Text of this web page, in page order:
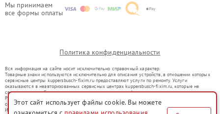
Мы принимаем
все формы оплаты
Политика конфиденциальности
Вся информация на сайте носит исключительно справочный характер.
Товарные знаки используются исключительно для описания устройств, в отношении которых
сервисные центры kuppersbusch-fixim.ru предоставляют услуги по ремонту. Услуги
оказываются в неавторизованных сервисных центрах kuppersbusch-fixim.ru, которые не
связаны с правообладателями товарных знаков или их официальными представителями.
Ремонт осуществляется для устройств, уже введенных в гражданский оборот в соответствии
со статьей 1487 ГК РФ.
Использование товарных знаков не преследует цели индивидуализации услуг или введения
Этот сайт использует файлы cookie. Вы можете